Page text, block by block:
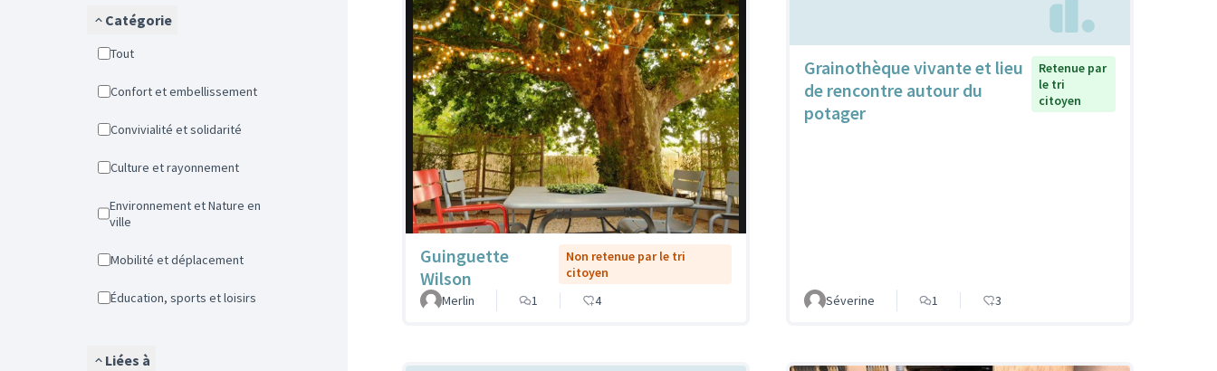
Catégorie
Tout
Confort et embellissement
Convivialité et solidarité
Culture et rayonnement
Environnement et Nature en
ville
Mobilité et déplacement
Éducation, sports et loisirs
Liées à
Guinguette
Wilson
Non retenue par le tri
citoyen
Merlin
1 4
Grainothèque vivante et lieu
de rencontre autour du
potager
Retenue par
le tri
citoyen
Séverine 1 3